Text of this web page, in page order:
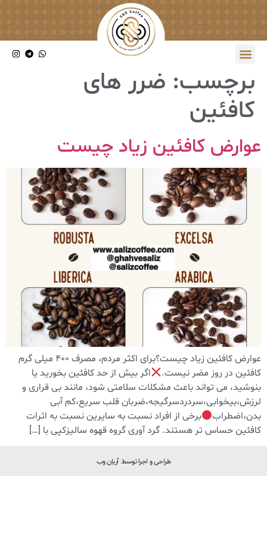
برچسب: ضرر های
کافئین
عوارض کافئین زیاد چیست
عوارض کافئین زیاد چیست؟برای اکثر مردم، مصرف 400 میلی گرم
کافئین در روز مضر نیست.
اگر بیش از حد کافئین بخورید یا
بنوشید، می تواند باعث مشکلات سلامتی شود، مانند بی قراری و
لرزش،بیخوابی،سردردسرگیجه،ضربان قلب سریع،کم آبی
بدن،اضطراب
برخی از افراد نسبت به سایرین نسبت به اثرات
کافئین حساس تر هستند. گرد آوری گروه قهوه سالیزکپی با […]
طراحی و اجرا توسط: آریان وب